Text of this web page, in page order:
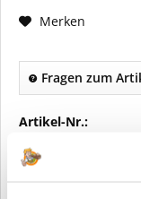
Merken
Fragen zum
Artikel-Nr.:
Vorteile